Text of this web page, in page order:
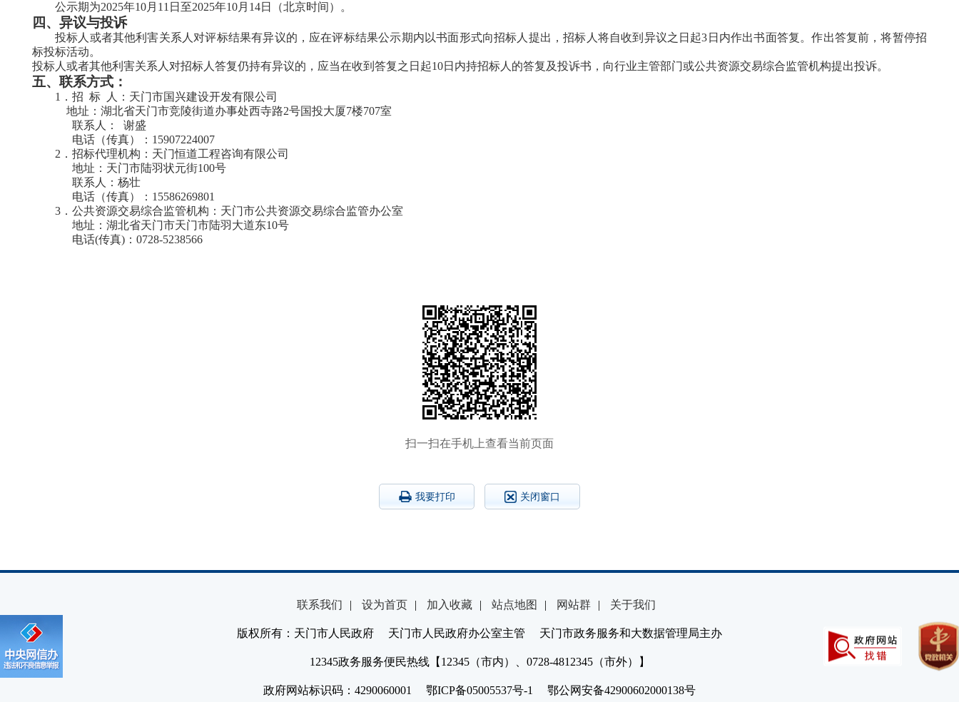
公示期为2025年10月11日至2025年10月14日（北京时间）。
四、 异议与投诉
投标人或者其他利害关系人对评标结果有异议的，应在评标结果公示期内以书面形式向招标人提出，招标人将自收到异议之日起3 日内作出书面答复。作出答复前，将暂停招
标投标活动。
投标人或者其他利害关系人对招标人答复仍持有异议的，应当在收到答复之日起10日内持招标人的答复及投诉书，向行业主管部门或公共资源交易综合监管机构提出投诉。
五、 联系方式：
1 ．招 标
人：天门市国兴建设开发有限公司
地址：湖北省天门市竞陵街道办事处西寺路2号国投大厦7楼707室
联系人：
谢盛
电话（传真）：15907224007
2 ．招标代理机构：天门恒道工程咨询有限公司
地址：天门市陆羽状元街100号
联系人：杨壮
电话（传真）：15586269801
3 ． 公共资源交易综合监管机构：天门市公共资源交易综合监管办公室
地址：湖北省天门市天门市陆羽大道东10号
电话(传真)： 0728-5238566
扫一扫在手机上查看当前页面
我要打印 关闭窗口
联系我们 | 设为首页 | 加入收藏 | 站点地图 | 网站群 | 关于我们
版权所有：天门市人民政府 天门市人民政府办公室主管 天门市政务服务和大数据管理局主办
12345政务服务便民热线【12345（市内）、0728-4812345（市外）】
政府网站标识码：4290060001 鄂ICP备05005537号-1 鄂公网安备42900602000138号